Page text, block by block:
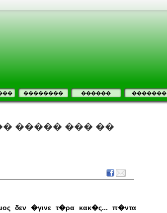
�������� ������ �������
����� ��� ��
δεν �γινε τ�ρα κακ�ς... π�ντα